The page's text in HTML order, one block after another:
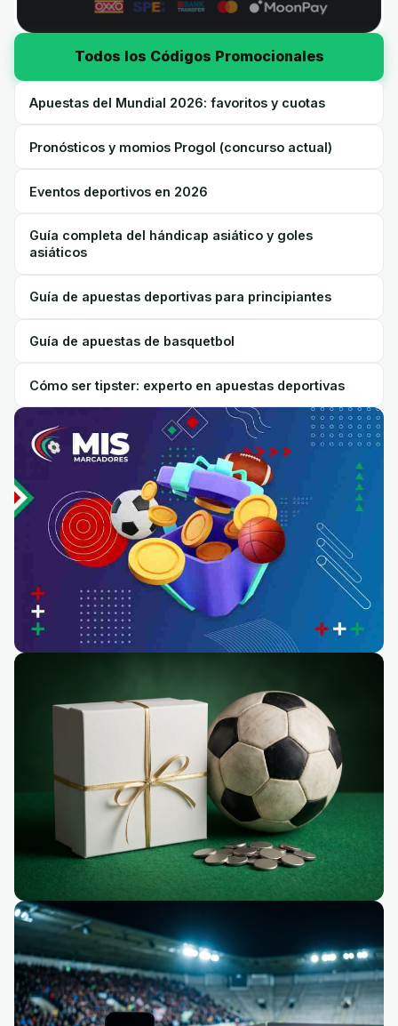
Todos los Códigos Promocionales
Apuestas del Mundial 2026: favoritos y cuotas
Pronósticos y momios Progol (concurso actual)
Eventos deportivos en 2026
Guía completa del hándicap asiático y goles
asiáticos
Guía de apuestas deportivas para principiantes
Guía de apuestas de basquetbol
Cómo ser tipster: experto en apuestas deportivas